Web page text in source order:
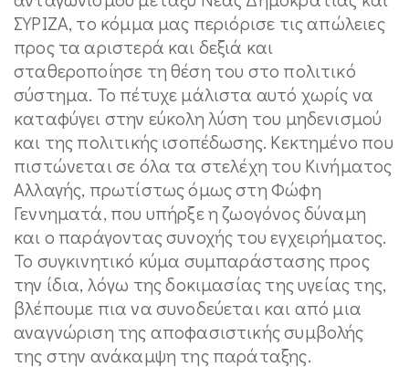
ΣΥΡΙΖΑ, το κόμμα μας περιόρισε τις απώλειες
προς τα αριστερά και δεξιά και
σταθεροποίησε τη θέση του στο πολιτικό
σύστημα. Το πέτυχε μάλιστα αυτό χωρίς να
καταφύγει στην εύκολη λύση του μηδενισμού
και της πολιτικής ισοπέδωσης. Κεκτημένο που
πιστώνεται σε όλα τα στελέχη του Κινήματος
Αλλαγής, πρωτίστως όμως στη Φώφη
Γεννηματά, που υπήρξε η ζωογόνος δύναμη
και ο παράγοντας συνοχής του εγχειρήματος.
Το συγκινητικό κύμα συμπαράστασης προς
την ίδια, λόγω της δοκιμασίας της υγείας της,
βλέπουμε πια να συνοδεύεται και από μια
αναγνώριση της αποφασιστικής συμβολής
της στην ανάκαμψη της παράταξης.